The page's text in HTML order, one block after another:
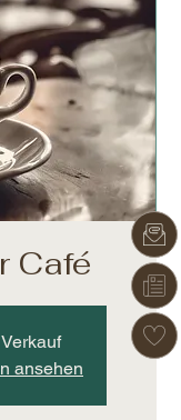
Café
ansehen